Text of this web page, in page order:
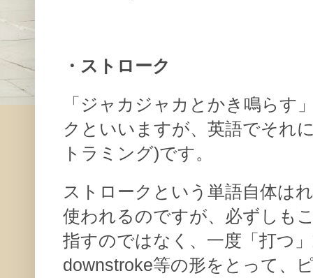
・ストローク
「ジャカジャカとかき鳴らす
クといいますが、英語でそれ
トラミング)です。
ストロークという単語自体は
使われるのですが、必ずしも
指すのではなく、一度「打つ
downstroke等の形をとって、